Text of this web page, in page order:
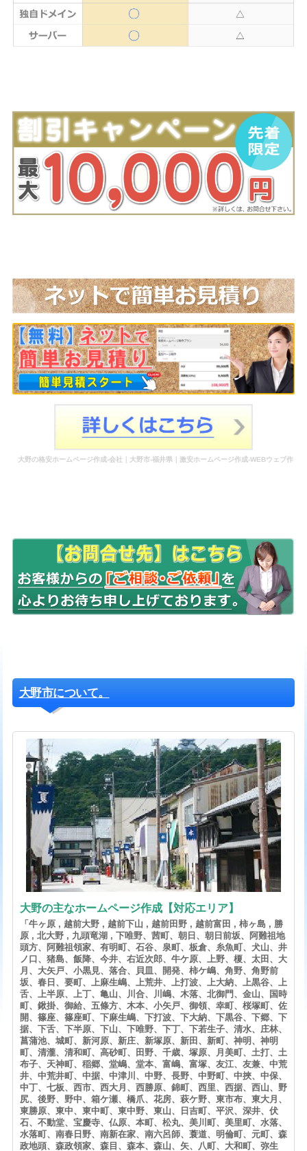
大野の格安ホームページ作成-会社｜大野市-福井県｜激安ホームページ作成-WEBウェブ作
大野市について。
大野の主なホームページ作成【対応エリア】
「牛ヶ原 , 越前大野 , 越前下山 , 越前田野 , 越前富田 , 柿ヶ島 , 勝
原 , 北大野 , 九頭竜湖 , 下唯野、茜町、朝日、朝日前坂、阿難祖地
頭方、阿難祖領家、有明町、石谷、泉町、板倉、糸魚町、犬山、井
ノ口、猪島、飯降、今井、右近次郎、牛ケ原、上野、榎、太田、大
月、大矢戸、小黒見、落合、貝皿、開発、柿ケ嶋、角野、角野前
坂、春日、要町、上麻生嶋、上荒井、上打波、上大納、上黒谷、上
舌、上半原、上丁、亀山、川合、川嶋、木落、北御門、金山、国時
町、鍬掛、御給、五條方、木本、小矢戸、御領、幸町、桜塚町、佐
開、篠座、篠座町、下麻生嶋、下打波、下大納、下黒谷、下郷、下
据、下舌、下半原、下山、下唯野、下丁、下若生子、清水、庄林、
菖蒲池、城町、新河原、新庄、新塚原、新田、新町、神明、神明
町、清瀧、清和町、高砂町、田野、千歳、塚原、月美町、土打、土
布子、天神町、稲郷、堂嶋、堂本、富嶋、富塚、友江、友兼、中荒
井、中荒井町、中据、中津川、中野、長野、中野町、中挾、中保、
中丁、七板、西市、西大月、西勝原、錦町、西里、西据、西山、野
尻、後野、野中、箱ケ瀬、橋爪、花房、萩ケ野、東市布、東大月、
東勝原、東中、東中町、東中野、東山、日吉町、平沢、深井、伏
石、不動堂、宝慶寺、仏原、本町、松丸、美川町、美里町、水落、
水落町、南春日野、南新在家、南六呂師、蓑道、明倫町、元町、森
政地頭、森政領家、森目、森本、森山、矢、八町、大和町、弥生